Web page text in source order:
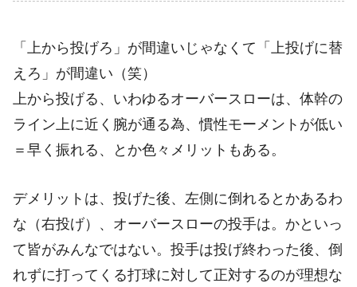
「上から投げろ」が間違いじゃなくて「上投げに替
えろ」が間違い（笑）
上から投げる、いわゆるオーバースローは、体幹の
ライン上に近く腕が通る為、慣性モーメントが低い
＝早く振れる、とか色々メリットもある。
デメリットは、投げた後、左側に倒れるとかあるわ
な（右投げ）、オーバースローの投手は。かといっ
て皆がみんなではない。投手は投げ終わった後、倒
れずに打ってくる打球に対して正対するのが理想な